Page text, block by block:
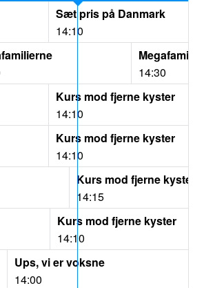
Sæt pris på Danmark
14:10
14:30
Kurs mod fjerne kyster
14:10
Kurs mod fjerne kyster
14:10
Kurs mod fjerne kyster
14:15
Kurs mod fjerne kyster
14:10
Ups, vi er voksne
14:00